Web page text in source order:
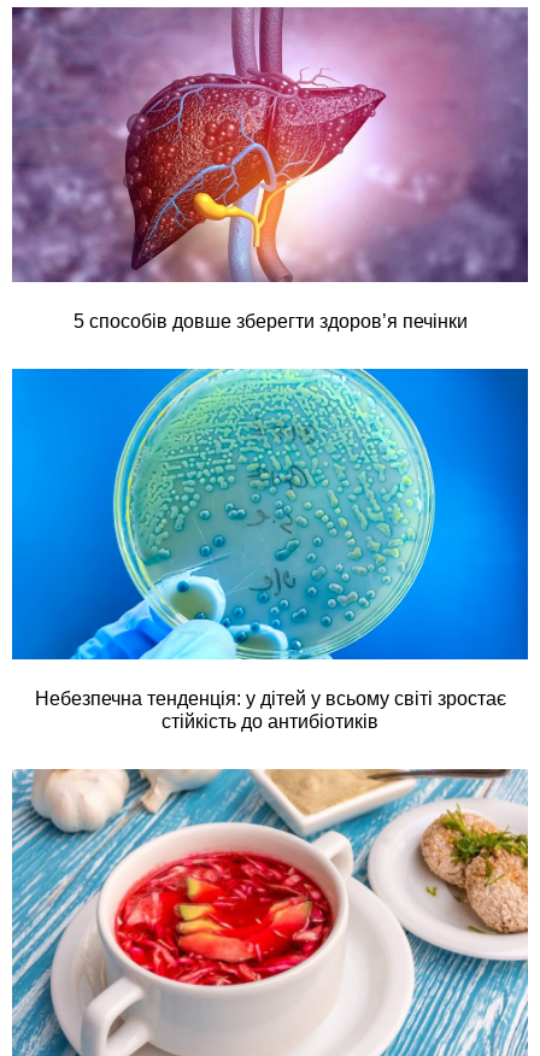
5 способів довше зберегти здоров’я печінки
Небезпечна тенденція: у дітей у всьому світі зростає
стійкість до антибіотиків